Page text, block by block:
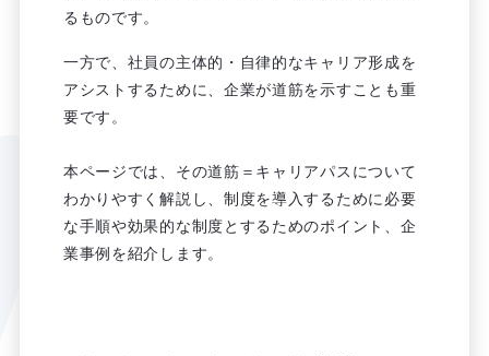
るものです。
一方で、社員の主体的・自律的なキャリア形成を
アシストするために、企業が道筋を示すことも重
要です。
本ページでは、その道筋＝キャリアパスについて
わかりやすく解説し、制度を導入するために必要
な手順や効果的な制度とするためのポイント、企
業事例を紹介します。